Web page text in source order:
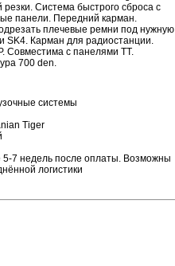
Система быстрого сброса с
панели. Передний карман.
плечевые ремни под нужную
SK4. Карман для радиостанции.
Совместима с панелями ТТ.
700 den.
системы
Tiger
5-7 недель после оплаты. Возможны
логистики